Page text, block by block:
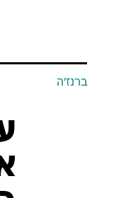
ברנז'ה